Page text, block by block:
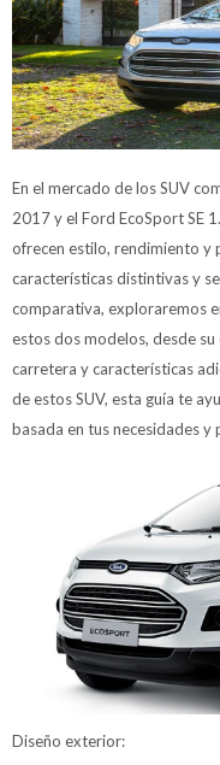
En el mercado de los SUV
2017 y el Ford EcoSport SE
ofrecen estilo, rendimiento y
características distintivas y
comparativa, exploraremos
estos dos modelos, desde
carretera y características
de estos SUV, esta guía te
basada en tus necesidades y
Diseño exterior: